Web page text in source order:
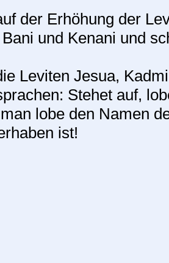
der Erhöhung der
und Kenani und
Leviten Jesua,
Stehet auf,
lobe den Namen
ist!